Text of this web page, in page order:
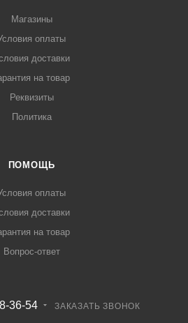
Магазины
оплаты
доставки
на товар
Реквизиты
Политика
ПОМОЩЬ
оплаты
доставки
на товар
Вопрос-ответ
36-54 ЗАКАЗАТЬ ЗВОНОК